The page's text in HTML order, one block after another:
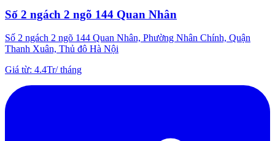
Số 2 ngách 2 ngõ 144 Quan Nhân
Số 2 ngách 2 ngõ 144 Quan Nhân, Phường Nhân Chính, Quận
Thanh Xuân, Thủ đô Hà Nội
Giá từ: 4.4Tr/tháng